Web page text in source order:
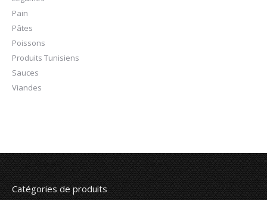
Pain
Pâtes
Poissons
Produits Tunisiens
Sauces
Viandes
Catégories de produits